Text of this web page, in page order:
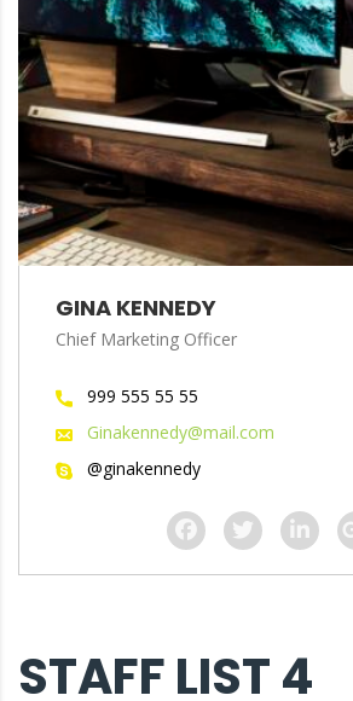
GINA KENNEDY
Chief Marketing Officer
999 555 55 55
Ginakennedy@mail.com
@ginakennedy
STAFF LIST 4